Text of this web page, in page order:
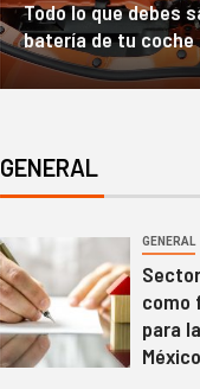
Todo lo que debes
batería de tu coche
GENERAL
GENERAL
como
para
México